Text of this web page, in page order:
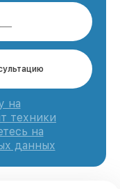
на
техники
на
данных